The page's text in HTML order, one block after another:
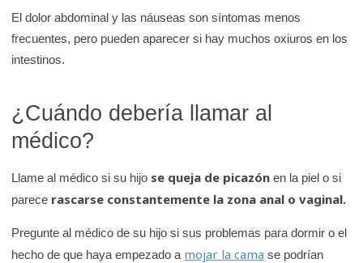
El dolor abdominal y las náuseas son síntomas menos
frecuentes, pero pueden aparecer si hay muchos oxiuros en los
intestinos.
¿Cuándo debería llamar al
médico?
Llame al médico si su hijo se queja de picazón en la piel o si
parece rascarse constantemente la zona anal o vaginal.
Pregunte al médico de su hijo si sus problemas para dormir o el
hecho de que haya empezado a mojar la cama se podrían